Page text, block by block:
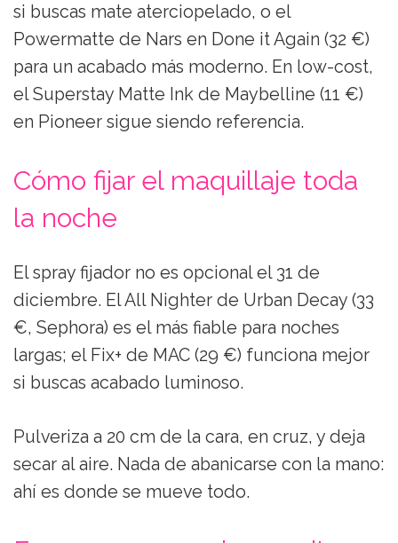
si buscas mate aterciopelado, o el
Powermatte de Nars en Done it Again (32 €)
para un acabado más moderno. En low-cost,
el Superstay Matte Ink de Maybelline (11 €)
en Pioneer sigue siendo referencia.
Cómo fijar el maquillaje toda
la noche
El spray fijador no es opcional el 31 de
diciembre. El All Nighter de Urban Decay (33
€, Sephora) es el más fiable para noches
largas; el Fix+ de MAC (29 €) funciona mejor
si buscas acabado luminoso.
Pulveriza a 20 cm de la cara, en cruz, y deja
secar al aire. Nada de abanicarse con la mano:
ahí es donde se mueve todo.